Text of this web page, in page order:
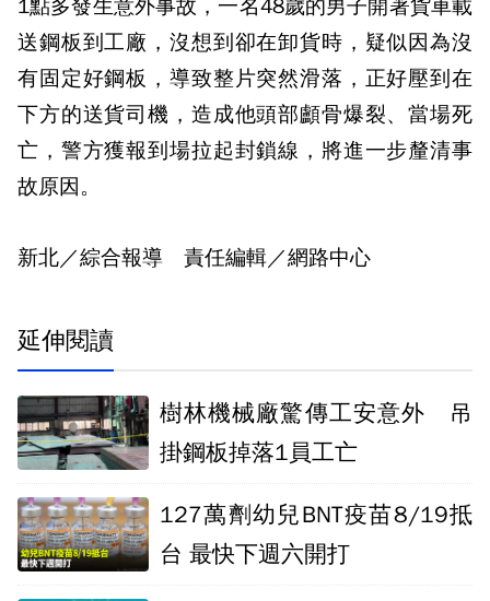
1點多發生意外事故，一名48歲的男子開著貨車載
送鋼板到工廠，沒想到卻在卸貨時，疑似因為沒
有固定好鋼板，導致整片突然滑落，正好壓到在
下方的送貨司機，造成他頭部顱骨爆裂、當場死
亡，警方獲報到場拉起封鎖線，將進一步釐清事
故原因。
新北／綜合報導 責任編輯／網路中心
延伸閱讀
樹林機械廠驚傳工安意外 吊
掛鋼板掉落1員工亡
127萬劑幼兒BNT疫苗8/19抵
台 最快下週六開打